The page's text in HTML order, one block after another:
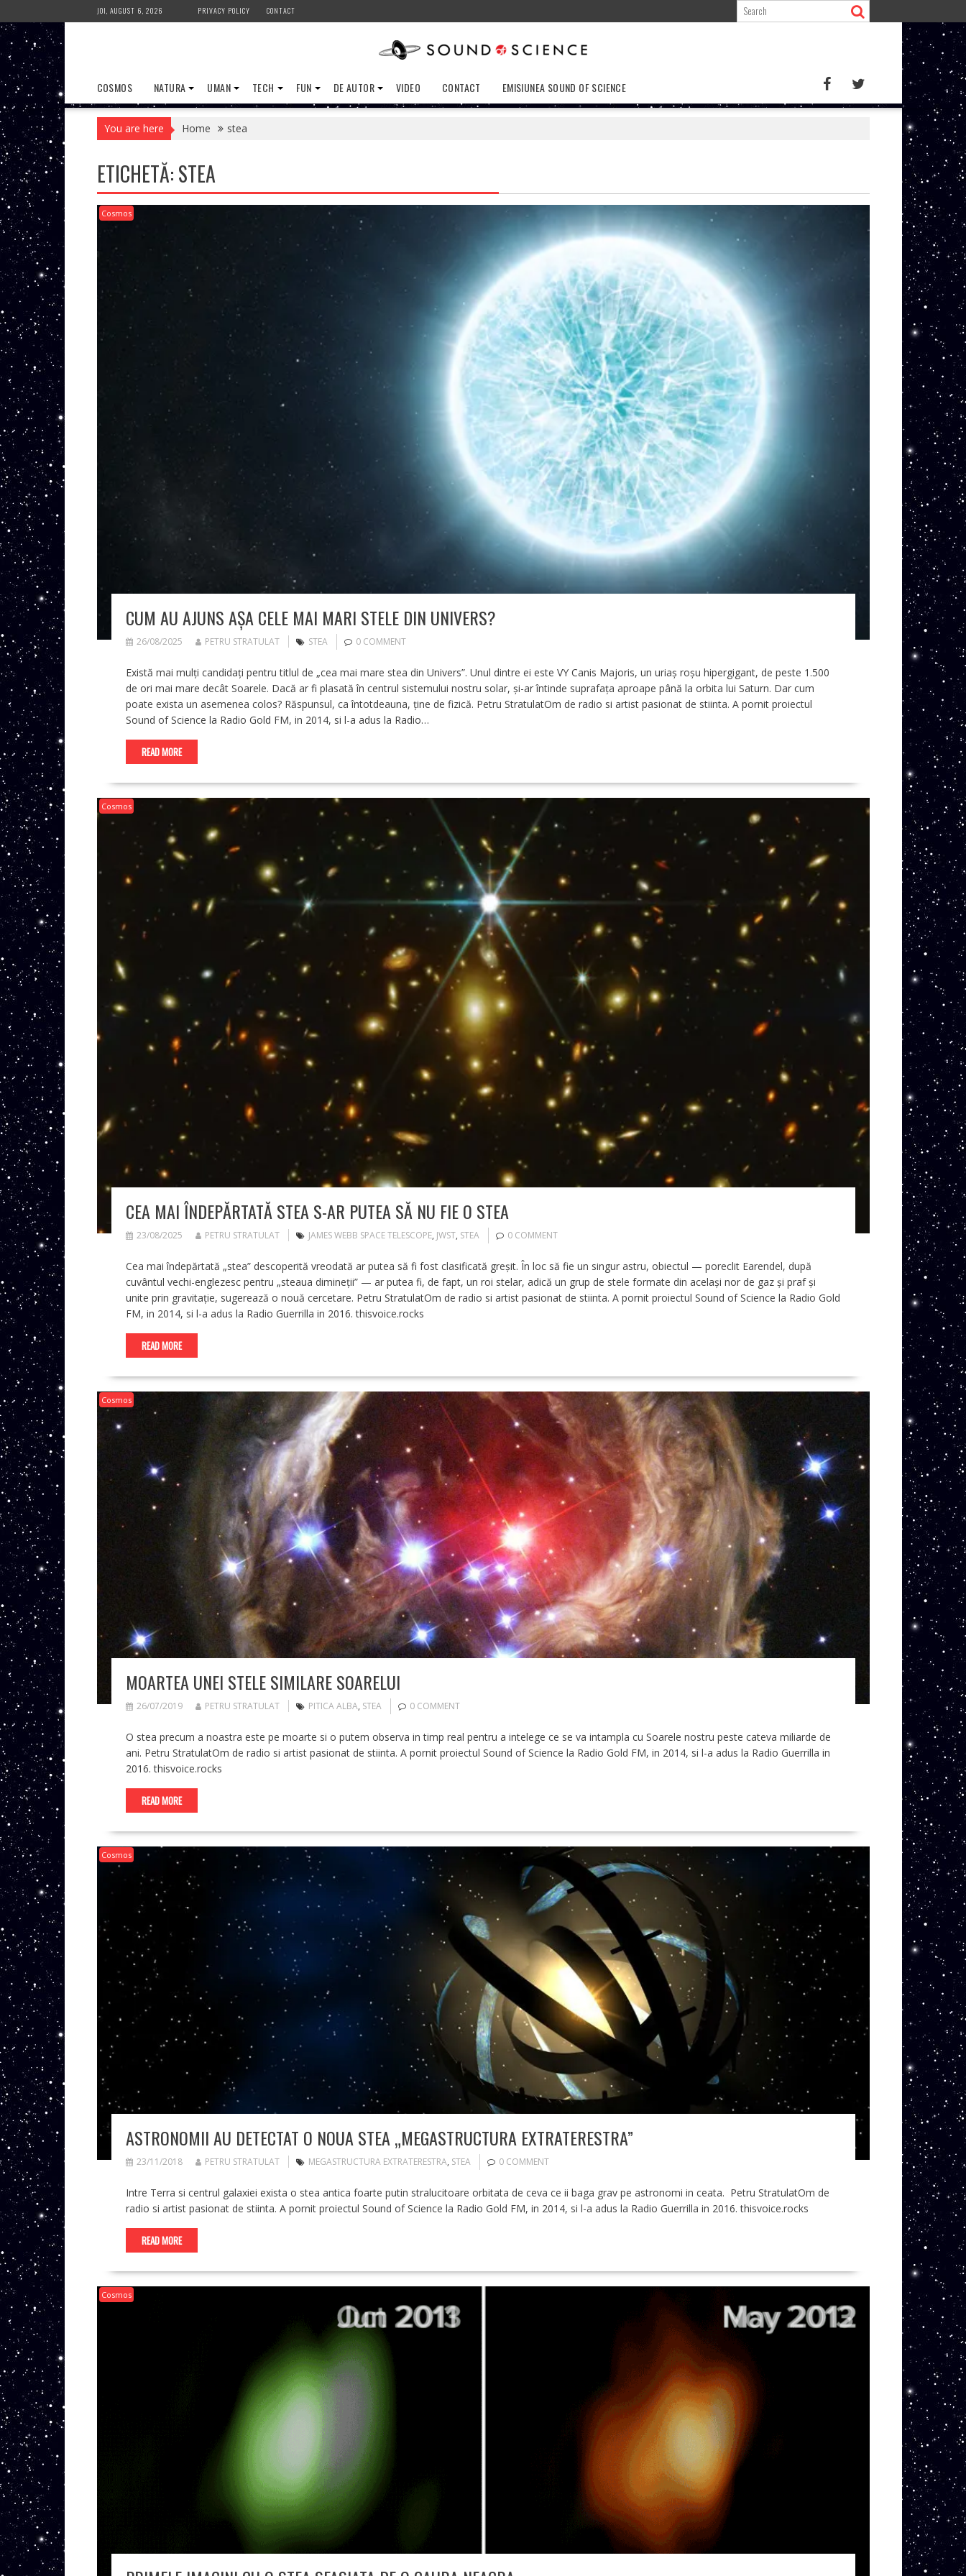
to
content
JOI, AUGUST 6, 2026 PRIVACY POLICY CONTACT
COSMOS NATURA UMAN TECH FUN DE AUTOR VIDEO CONTACT EMISIUNEA SOUND OF SCIENCE
You are here Home stea
ETICHETĂ:STEA
Cosmos
CUM AU AJUNS AȘA CELE MAI MARI STELE DIN UNIVERS?
26/08/2025 PETRU STRATULAT STEA 0 COMMENT
Există mai mulți candidați pentru titlul de „cea mai mare stea din Univers”. Unul dintre ei este VY Canis Majoris, un uriaș roșu hipergigant, de peste 1.500
de ori mai mare decât Soarele. Dacă ar fi plasată în centrul sistemului nostru solar, și-ar întinde suprafața aproape până la orbita lui Saturn. Dar cum
poate exista un asemenea colos? Răspunsul, ca întotdeauna, ține de fizică. Petru StratulatOm de radio si artist pasionat de stiinta. A pornit proiectul
Sound of Science la Radio Gold FM, in 2014, si l-a adus la Radio…
READ MORE
Cosmos
CEA MAI ÎNDEPĂRTATĂ STEA S-AR PUTEA SĂ NU FIE O STEA
23/08/2025 PETRU STRATULAT JAMES WEBB SPACE TELESCOPE, JWST, STEA 0 COMMENT
Cea mai îndepărtată „stea” descoperită vreodată ar putea să fi fost clasificată greșit. În loc să fie un singur astru, obiectul — poreclit Earendel, după
cuvântul vechi-englezesc pentru „steaua dimineții” — ar putea fi, de fapt, un roi stelar, adică un grup de stele formate din același nor de gaz și praf și
unite prin gravitație, sugerează o nouă cercetare. Petru StratulatOm de radio si artist pasionat de stiinta. A pornit proiectul Sound of Science la Radio Gold
FM, in 2014, si l-a adus la Radio Guerrilla in 2016. thisvoice.rocks
READ MORE
Cosmos
MOARTEA UNEI STELE SIMILARE SOARELUI
26/07/2019 PETRU STRATULAT PITICA ALBA, STEA 0 COMMENT
O stea precum a noastra este pe moarte si o putem observa in timp real pentru a intelege ce se va intampla cu Soarele nostru peste cateva miliarde de
ani. Petru StratulatOm de radio si artist pasionat de stiinta. A pornit proiectul Sound of Science la Radio Gold FM, in 2014, si l-a adus la Radio Guerrilla in
2016. thisvoice.rocks
READ MORE
Cosmos
ASTRONOMII AU DETECTAT O NOUA STEA „MEGASTRUCTURA EXTRATERESTRA”
23/11/2018 PETRU STRATULAT MEGASTRUCTURA EXTRATERESTRA, STEA 0 COMMENT
Intre Terra si centrul galaxiei exista o stea antica foarte putin stralucitoare orbitata de ceva ce ii baga grav pe astronomi in ceata. Petru StratulatOm de
radio si artist pasionat de stiinta. A pornit proiectul Sound of Science la Radio Gold FM, in 2014, si l-a adus la Radio Guerrilla in 2016. thisvoice.rocks
READ MORE
Cosmos